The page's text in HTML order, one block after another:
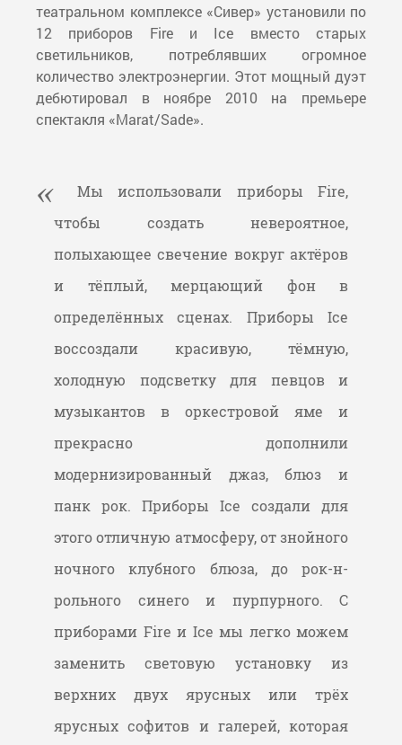
театральном комплексе «Сивер» установили по
12 приборов Fire и Ice вместо старых
светильников, потреблявших огромное
количество электроэнергии. Этот мощный дуэт
дебютировал в ноябре 2010 на премьере
спектакля «Marat/Sade».
Мы использовали приборы Fire,
чтобы создать невероятное,
полыхающее свечение вокруг актёров
и тёплый, мерцающий фон в
определённых сценах. Приборы Ice
воссоздали красивую, тёмную,
холодную подсветку для певцов и
музыкантов в оркестровой яме и
прекрасно дополнили
модернизированный джаз, блюз и
панк рок. Приборы Ice создали для
этого отличную атмосферу, от знойного
ночного клубного блюза, до рок-н-
рольного синего и пурпурного. С
приборами Fire и Ice мы легко можем
заменить световую установку из
верхних двух ярусных или трёх
ярусных софитов и галерей, которая